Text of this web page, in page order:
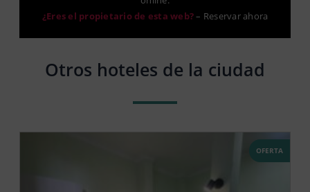
¿Eres el propietario de esta web?– Reservar ahora
Otros hoteles de la ciudad
OFERTA